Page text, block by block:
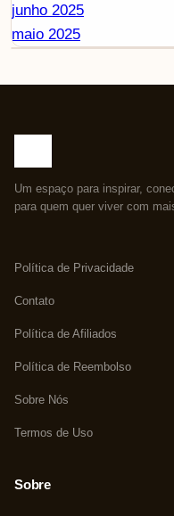
junho 2025
maio 2025
Um espaço para inspirar,
para quem quer viver com
Política de Privacidade
Contato
Política de Afiliados
Política de Reembolso
Sobre Nós
Termos de Uso
Sobre